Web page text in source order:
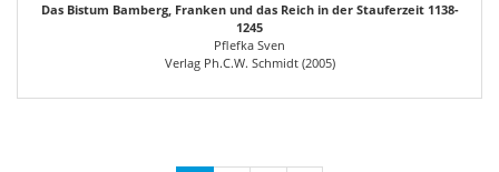
Das Bistum Bamberg, Franken und das Reich in der Stauferzeit 1138-
1245
Pflefka Sven
Verlag Ph.C.W. Schmidt (2005)